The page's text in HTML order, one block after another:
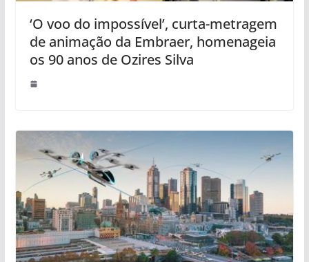
‘O voo do impossível’, curta-metragem
de animação da Embraer, homenageia
os 90 anos de Ozires Silva